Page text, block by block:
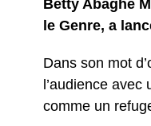
Betty Abaghe
le Genre, a
Dans son mot
l’audience avec
comme un